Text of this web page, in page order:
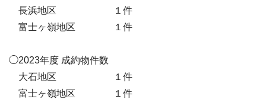
長浜地区 １件
富士ヶ嶺地区 １件
◯2023年度 成約物件数
大石地区 １件
富士ヶ嶺地区 １件